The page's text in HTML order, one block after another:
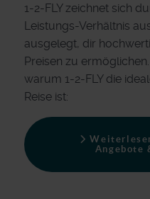
1-2-FLY zeichnet sich
Leistungs-Verhältnis
ausgelegt, dir
Preisen zu
warum 1-2-FLY die
Reise ist:
Angebote